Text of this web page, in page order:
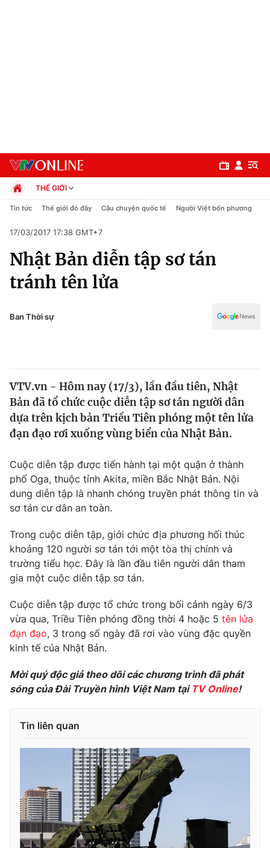
Chuyên mục
Chính trị
Thế giới
Tin tức
Thế giới đó đây
Câu chuyện quốc tế
Tài chính
Thị trường
Dữ liệu và đời sống
Phim VTV
Hậu trường
Khán giả
Giải sao mai
Giải trí
Điện ảnh
Âm nhạc
Sao
Du lịch
Làm đẹp
Giáo dục
Tuyển sinh
Học trực tuyến
Hitech Công nghệ tương lai
Thị trường
Giao lưu trực tuyến
Lịch phát sóng
Chuyên mục khác
Emagazine Podcast
Photo Infographic
THẾ GIỚI
Chính trị
Pháp luật
Kinh tế
Thể thao
Truyền hình
Y tế
Tin tức Thế giới đó đây Câu chuyện quốc tế Người Việt bốn phương
17/03/2017 17:38 GMT+7
Nhật Bản diễn tập sơ tán
tránh tên lửa
Ban Thời sự
VTV.vn - Hôm nay (17/3), lần đầu tiên, Nhật
Bản đã tổ chức cuộc diễn tập sơ tán người dân
dựa trên kịch bản Triều Tiên phóng một tên lửa
đạn đạo rơi xuống vùng biển của Nhật Bản.
Cuộc diễn tập được tiến hành tại một quận ở thành
phố Oga, thuộc tỉnh Akita, miền Bắc Nhật Bản. Nội
dung diễn tập là nhanh chóng truyền phát thông tin và
sơ tán cư dân an toàn.
Trong cuộc diễn tập, giới chức địa phương hối thúc
khoảng 120 người sơ tán tới một tòa thị chính và
trường tiểu học. Đây là lần đầu tiên người dân tham
gia một cuộc diễn tập sơ tán.
Cuộc diễn tập được tổ chức trong bối cảnh ngày 6/3
vừa qua, Triều Tiên phóng đồng thời 4 hoặc 5 tên lửa
đạn đạo, 3 trong số ngày đã rơi vào vùng đặc quyền
kinh tế của Nhật Bản.
Mời quý độc giả theo dõi các chương trình đã phát
sóng của Đài Truyền hình Việt Nam tại TV Online!
Tin liên quan